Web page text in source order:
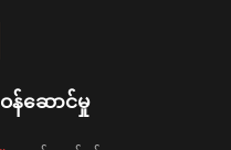
ဝန်ဆောင်မှု